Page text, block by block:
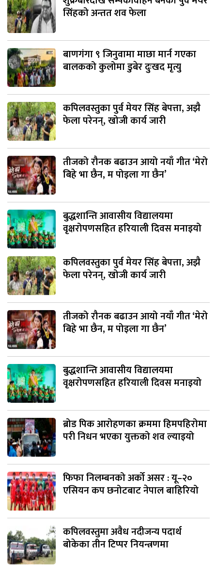
सिंहको अन्तत शव फेला
बाणगंगा ९ जिनुवामा माछा मार्न गएका
बालकको कुलोमा डुबेर दुःखद मृत्यु
कपिलवस्तुका पुर्व मेयर सिंह बेपत्ता, अझै
फेला परेनन्, खोजी कार्य जारी
तीजको रौनक बढाउन आयो नयाँ गीत ‘मेरो
बिहे भा छैन, म पोइला गा छैन’
बुद्धशान्ति आवासीय विद्यालयमा
वृक्षरोपणसहित हरियाली दिवस मनाइयो
कपिलवस्तुका पुर्व मेयर सिंह बेपत्ता, अझै
फेला परेनन्, खोजी कार्य जारी
तीजको रौनक बढाउन आयो नयाँ गीत ‘मेरो
बिहे भा छैन, म पोइला गा छैन’
बुद्धशान्ति आवासीय विद्यालयमा
वृक्षरोपणसहित हरियाली दिवस मनाइयो
ब्रोड पिक आरोहणका क्रममा हिमपहिरोमा
परी निधन भएका युक्तको शव ल्याइयो
फिफा निलम्बनको अर्को असर : यू–२०
एसियन कप छनोटबाट नेपाल बाहिरियो
कपिलवस्तुमा अवैध नदीजन्य पदार्थ
बोकेका तीन टिप्पर नियन्त्रणमा